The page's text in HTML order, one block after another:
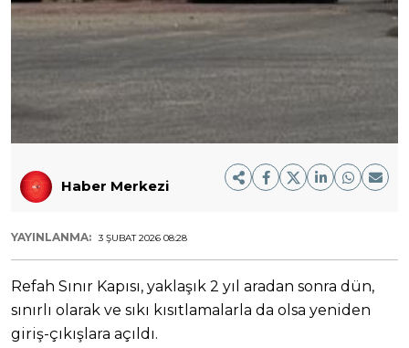
Haber Merkezi
YAYINLANMA: 3 ŞUBAT 2026 08:28
Refah Sınır Kapısı, yaklaşık 2 yıl aradan sonra dün,
sınırlı olarak ve sıkı kısıtlamalarla da olsa yeniden
giriş-çıkışlara açıldı.